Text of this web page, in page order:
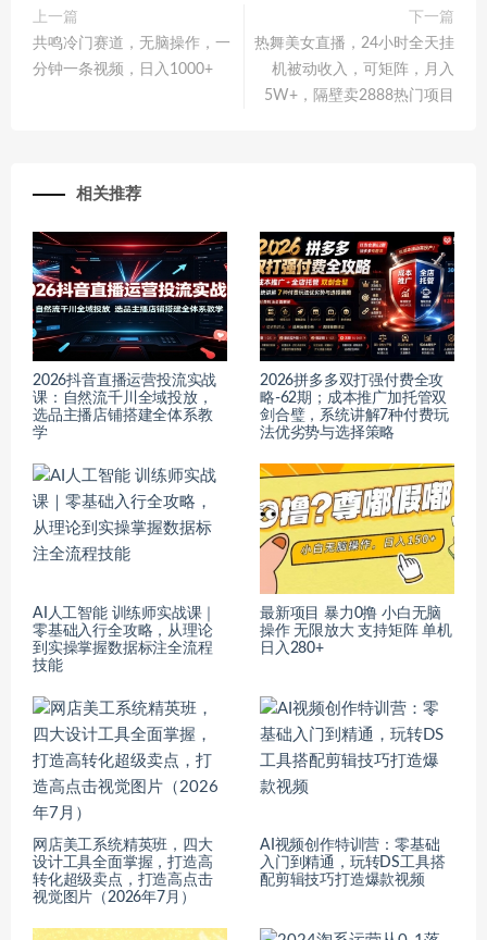
上一篇
共鸣冷门赛道，无脑操作，一
分钟一条视频，日入1000+
下一篇
热舞美女直播，24小时全天挂
机被动收入，可矩阵，月入
5W+，隔壁卖2888热门项目
相关推荐
2026抖音直播运营投流实战
课：自然流千川全域投放，
选品主播店铺搭建全体系教
学
2026拼多多双打强付费全攻
略-62期；成本推广加托管双
剑合璧，系统讲解7种付费玩
法优劣势与选择策略
AI人工智能 训练师实战课｜
零基础入行全攻略，从理论
到实操掌握数据标注全流程
技能
最新项目 暴力0撸 小白无脑
操作 无限放大 支持矩阵 单机
日入280+
网店美工系统精英班，四大
设计工具全面掌握，打造高
转化超级卖点，打造高点击
视觉图片（2026年7月）
AI视频创作特训营：零基础
入门到精通，玩转DS工具搭
配剪辑技巧打造爆款视频